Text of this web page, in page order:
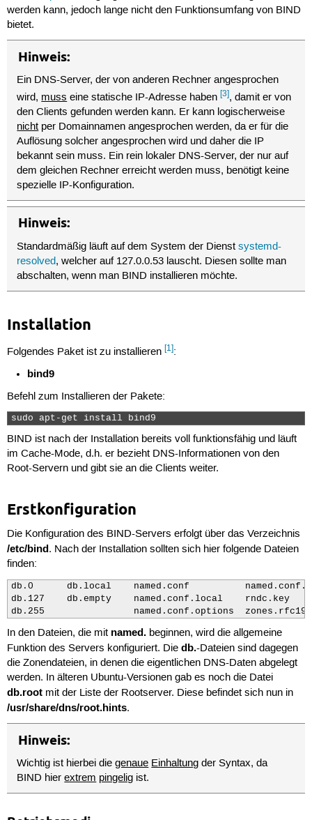
werden kann, jedoch lange nicht den Funktionsumfang von BIND
bietet.
Hinweis:
Ein DNS-Server, der von anderen Rechner angesprochen
wird, muss eine statische IP-Adresse haben[3], damit er von
den Clients gefunden werden kann. Er kann logischerweise
nicht per Domainnamen angesprochen werden, da er für die
Auflösung solcher angesprochen wird und daher die IP
bekannt sein muss. Ein rein lokaler DNS-Server, der nur auf
dem gleichen Rechner erreicht werden muss, benötigt keine
spezielle IP-Konfiguration.
Hinweis:
Standardmäßig läuft auf dem System der Dienstsystemd-
resolved, welcher auf 127.0.0.53 lauscht. Diesen sollte man
abschalten, wenn man BIND installieren möchte.
Installation
Folgendes Paket ist zu installieren [1]:
bind9
Befehl zum Installieren der Pakete:
sudo apt-get install bind9
BIND ist nach der Installation bereits voll funktionsfähig und läuft
im Cache-Mode, d.h. er bezieht DNS-Informationen von den
Root-Servern und gibt sie an die Clients weiter.
Erstkonfiguration
Die Konfiguration des BIND-Servers erfolgt über das Verzeichnis
/etc/bind. Nach der Installation sollten sich hier folgende Dateien
finden:
db.0      db.local    named.conf
db.127    db.empty    named.conf.local    rndc.key
db.255                named.conf.options
In den Dateien, die mit named.beginnen, wird die allgemeine
Funktion des Servers konfiguriert. Die db.-Dateien sind dagegen
die Zonendateien, in denen die eigentlichen DNS-Daten abgelegt
werden. In älteren Ubuntu-Versionen gab es noch die Datei
db.rootmit der Liste der Rootserver. Diese befindet sich nun in
/usr/share/dns/root.hints.
Hinweis:
Wichtig ist hierbei diegenaue Einhaltung der Syntax, da
BIND hierextrem pingelig ist.